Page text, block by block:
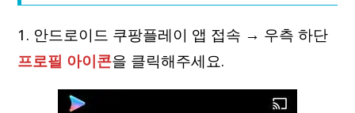
1. 안드로이드 쿠팡플레이 앱 접속 → 우측 하단
프로필 아이콘을 클릭해주세요.